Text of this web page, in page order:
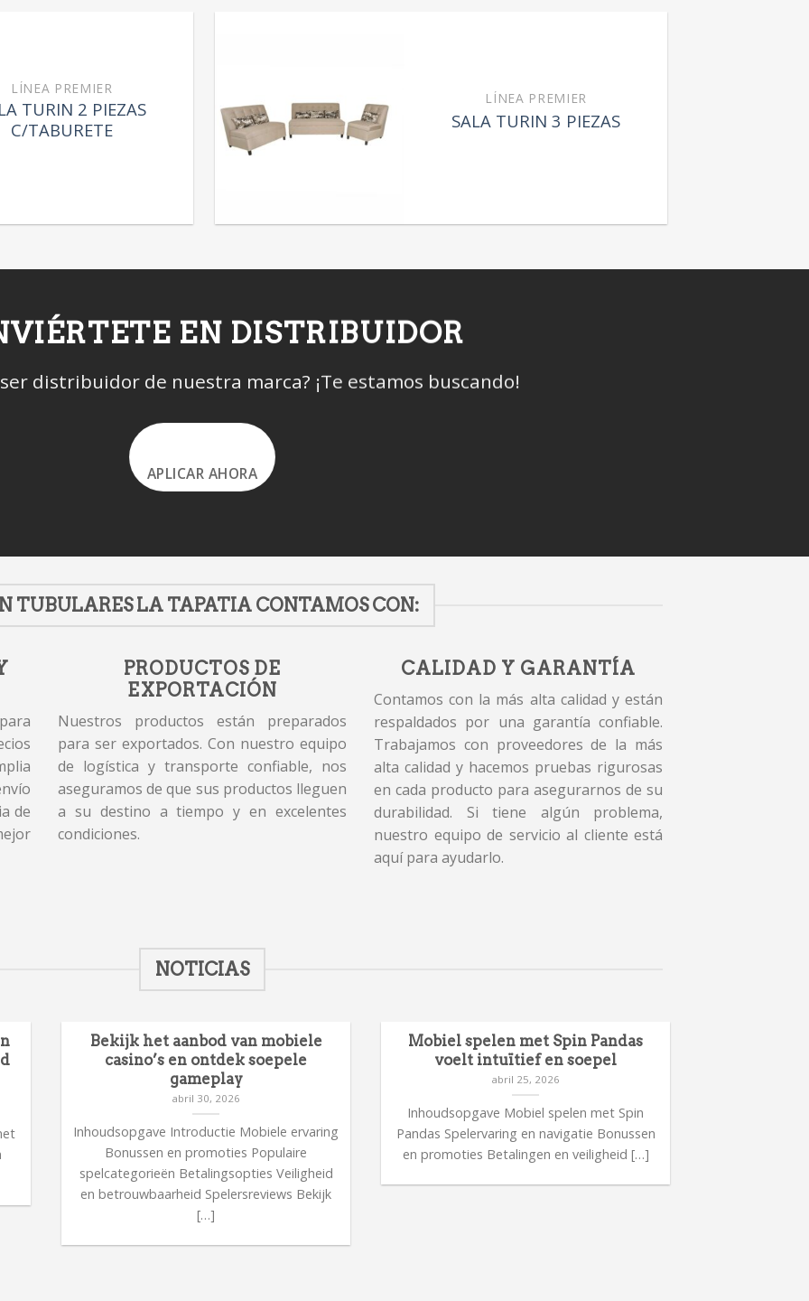
LÍNEA PREMIER
TURIN 2 PIEZAS
C/TABURETE
LÍNEA PREMIER
SALA TURIN 3 PIEZAS
EN DISTRIBUIDOR
distribuidor de nuestra marca? ¡Te estamos buscando!
APLICAR AHORA
TUBULARES LA TAPATIA CONTAMOS CON:
de
PRODUCTOS DE
EXPORTACIÓN
Nuestros productos están preparados
para ser exportados. Con nuestro equipo
de logística y transporte confiable, nos
aseguramos de que sus productos lleguen
a su destino a tiempo y en excelentes
condiciones.
CALIDAD Y GARANTÍA
Contamos con la más alta calidad y están
respaldados por una garantía confiable.
Trabajamos con proveedores de la más
alta calidad y hacemos pruebas rigurosas
en cada producto para asegurarnos de su
durabilidad. Si tiene algún problema,
nuestro equipo de servicio al cliente está
aquí para ayudarlo.
NOTICIAS
Bekijk het aanbod van mobiele
casino’s en ontdek soepele
gameplay
abril 30, 2026
Inhoudsopgave Introductie Mobiele ervaring
Bonussen en promoties Populaire
spelcategorieën Betalingsopties Veiligheid
en betrouwbaarheid Spelersreviews Bekijk
[…]
Mobiel spelen met Spin Pandas
voelt intuïtief en soepel
abril 25, 2026
Inhoudsopgave Mobiel spelen met Spin
Pandas Spelervaring en navigatie Bonussen
en promoties Betalingen en veiligheid […]